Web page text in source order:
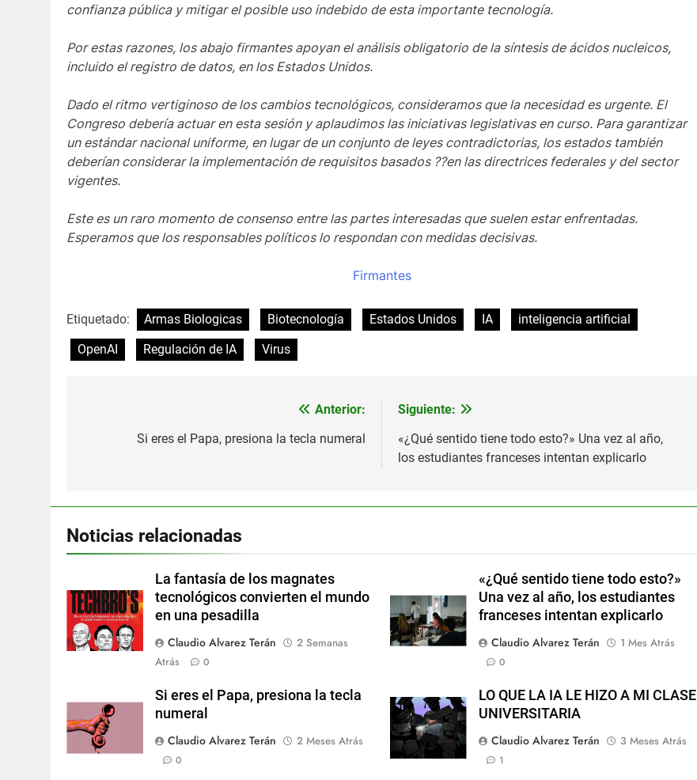
confianza pública y mitigar el posible uso indebido de esta importante tecnología.
Por estas razones, los abajo firmantes apoyan el análisis obligatorio de la síntesis de ácidos nucleicos,
incluido el registro de datos, en los Estados Unidos.
Dado el ritmo vertiginoso de los cambios tecnológicos, consideramos que la necesidad es urgente. El
Congreso debería actuar en esta sesión y aplaudimos las iniciativas legislativas en curso. Para garantizar
un estándar nacional uniforme, en lugar de un conjunto de leyes contradictorias, los estados también
deberían considerar la implementación de requisitos basados ??en las directrices federales y del sector
vigentes.
Este es un raro momento de consenso entre las partes interesadas que suelen estar enfrentadas.
Esperamos que los responsables políticos lo respondan con medidas decisivas.
Firmantes
Etiquetado: Armas Biologicas Biotecnología Estados Unidos IA
inteligencia artificial
OpenAI
Regulación de IA Virus
Anterior:
Si eres el Papa, presiona la tecla numeral
Siguiente:
«¿Qué sentido tiene todo esto?» Una vez al año,
los estudiantes franceses intentan explicarlo
Noticias relacionadas
La fantasía de los magnates
tecnológicos convierten el mundo
en una pesadilla
Claudio Alvarez Terán
2 Semanas
Atrás
0
«¿Qué sentido tiene todo esto?»
Una vez al año, los estudiantes
franceses intentan explicarlo
Claudio Alvarez Terán
1 Mes Atrás
0
Si eres el Papa, presiona la tecla
numeral
Claudio Alvarez Terán
2 Meses Atrás
0
LO QUE LA IA LE HIZO A MI CLASE
UNIVERSITARIA
Claudio Alvarez Terán
3 Meses Atrás
1